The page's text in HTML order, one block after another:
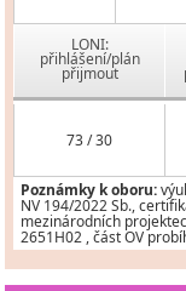
LONI:
přihlášení/plán
přijmout
73 / 30
Poznámky k oboru:
NV 194/2022 Sb.,
mezinárodních
2651H02 , část OV